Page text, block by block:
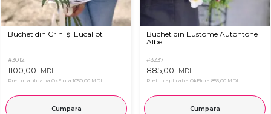
Buchet din Crini și Eucalipt
#3012
1100,00 MDL
Pret in aplicatia OkFlora 1050,00 MDL
Cumpara
Buchet din Eustome Autohtone
Albe
#3237
885,00 MDL
Pret in aplicatia OkFlora 855,00 MDL
Cumpara